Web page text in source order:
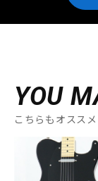
YOU
こちらもオススメ